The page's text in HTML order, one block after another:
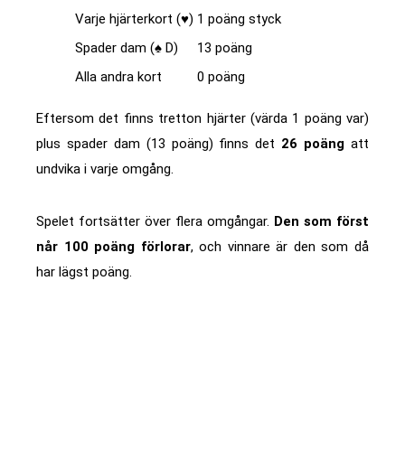
Varje hjärterkort (♥) 1 poäng styck
Spader dam (♠ D)
13 poäng
Alla andra kort
0 poäng
Eftersom det finns tretton hjärter (värda 1 poäng var)
plus spader dam (13 poäng) finns det 26 poäng att
undvika i varje omgång.
Spelet fortsätter över flera omgångar. Den som först
når 100 poäng förlorar, och vinnare är den som då
har lägst poäng.